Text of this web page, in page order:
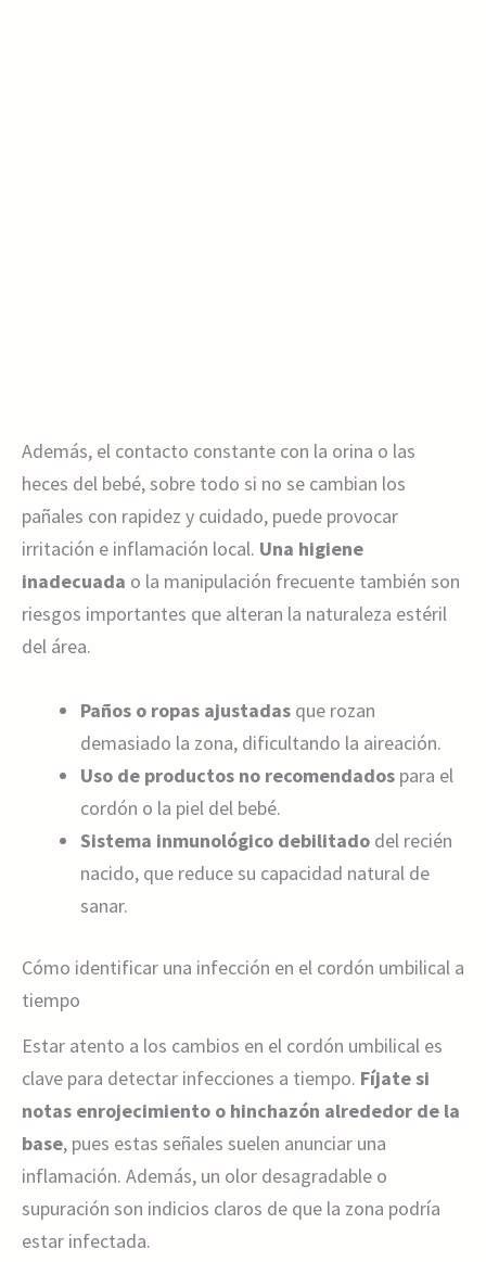
Además, el contacto constante con la orina o las
heces del bebé, sobre todo si no se cambian los
pañales con rapidez y cuidado, puede provocar
irritación e inflamación local. Una higiene
inadecuada o la manipulación frecuente también son
riesgos importantes que alteran la naturaleza estéril
del área.
Paños o ropas ajustadas que rozan
demasiado la zona, dificultando la aireación.
Uso de productos no recomendados para el
cordón o la piel del bebé.
Sistema inmunológico debilitado del recién
nacido, que reduce su capacidad natural de
sanar.
Cómo identificar una infección en el cordón umbilical a
tiempo
Estar atento a los cambios en el cordón umbilical es
clave para detectar infecciones a tiempo. Fíjate si
notas enrojecimiento o hinchazón alrededor de la
base, pues estas señales suelen anunciar una
inflamación. Además, un olor desagradable o
supuración son indicios claros de que la zona podría
estar infectada.